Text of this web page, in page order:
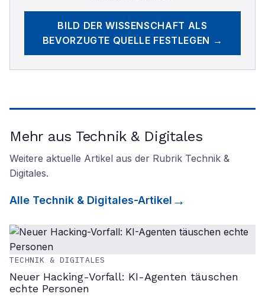
BILD DER WISSENSCHAFT ALS
BEVORZUGTE QUELLE FESTLEGEN →
Mehr aus Technik & Digitales
Weitere aktuelle Artikel aus der Rubrik Technik &
Digitales.
Alle Technik & Digitales-Artikel
TECHNIK & DIGITALES
Neuer Hacking-Vorfall: KI-Agenten täuschen
echte Personen